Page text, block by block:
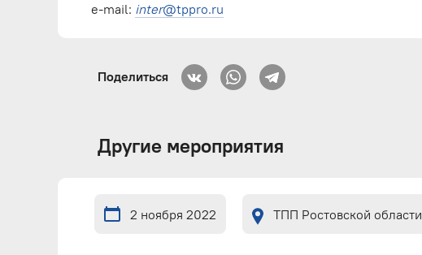
e-mail: inter@tppro.ru
Поделиться
Другие мероприятия
2 ноября 2022 ТПП Ростовской области